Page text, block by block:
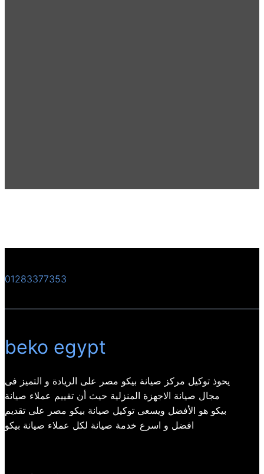
01283377353
beko egypt
يحوذ توكيل مركز صيانة بيكو مصر على الريادة و التميز فى
مجال صيانة الاجهزة المنزلية حيث أن تقييم عملاء صيانة
بيكو هو الأفضل ويسعى توكيل صيانة بيكو مصر على تقديم
افضل و اسرع خدمة صيانة لكل عملاء صيانة بيكو